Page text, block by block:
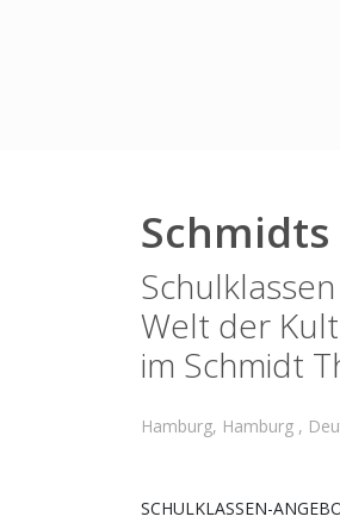
Welt der
im Schmidt
Hamburg, Hamburg ,
SCHULKLASSEN-